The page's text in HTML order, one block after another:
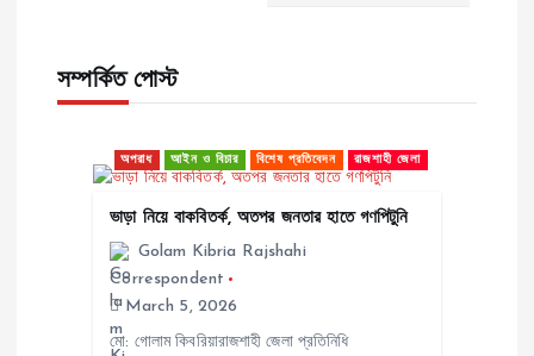
n
সম্পর্কিত পোস্ট
অপরাধ আইন ও বিচার বিশেষ প্রতিবেদন রাজশাহী জেলা
ভাড়া নিয়ে বাকবিতর্ক, অতপর জনতার হাতে গণপিটুনি
Golam Kibria Rajshahi
Correspondent
March 5, 2026
মো: গোলাম কিবরিয়ারাজশাহী জেলা প্রতিনিধি